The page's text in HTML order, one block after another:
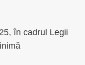
în cadrul Legii